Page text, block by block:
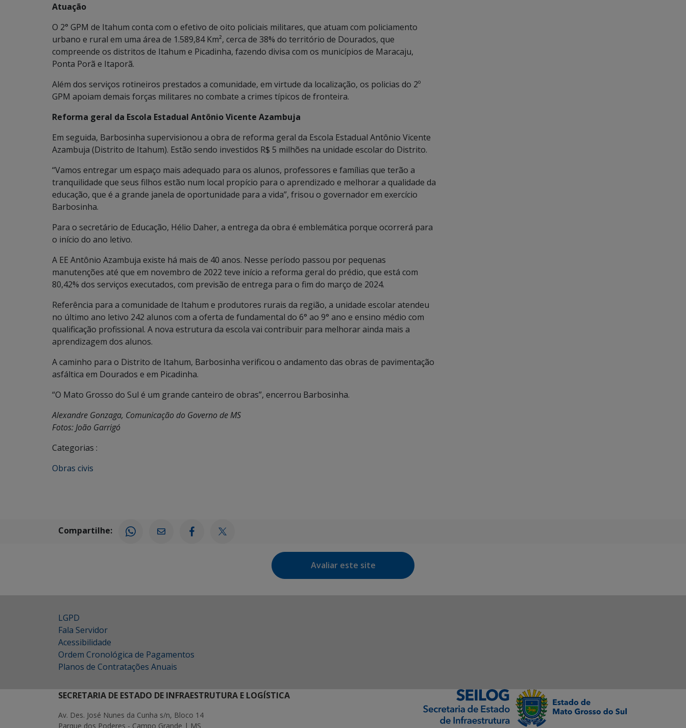
Atuação
O 2° GPM de Itahum conta com o efetivo de oito policiais militares, que atuam com policiamento
urbano e rural em uma área de 1.589,84 Km², cerca de 38% do território de Dourados, que
compreende os distritos de Itahum e Picadinha, fazendo divisa com os municípios de Maracaju,
Ponta Porã e Itaporã.
Além dos serviços rotineiros prestados a comunidade, em virtude da localização, os policias do 2º
GPM apoiam demais forças militares no combate a crimes típicos de fronteira.
Reforma geral da Escola Estadual Antônio Vicente Azambuja
Em seguida, Barbosinha supervisionou a obra de reforma geral da Escola Estadual Antônio Vicente
Azambuja (Distrito de Itahum). Estão sendo investidos R$ 5 milhões na unidade escolar do Distrito.
“Vamos entregar um espaço mais adequado para os alunos, professores e famílias que terão a
tranquilidade que seus filhos estão num local propício para o aprendizado e melhorar a qualidade da
educação, que é a grande janela de oportunidade para a vida”, frisou o governador em exercício
Barbosinha.
Para o secretário de Educação, Hélio Daher, a entrega da obra é emblemática porque ocorrerá para
o início do ano letivo.
A EE Antônio Azambuja existe há mais de 40 anos. Nesse período passou por pequenas
manutenções até que em novembro de 2022 teve início a reforma geral do prédio, que está com
80,42% dos serviços executados, com previsão de entrega para o fim do março de 2024.
Referência para a comunidade de Itahum e produtores rurais da região, a unidade escolar atendeu
no último ano letivo 242 alunos com a oferta de fundamental do 6° ao 9° ano e ensino médio com
qualificação profissional. A nova estrutura da escola vai contribuir para melhorar ainda mais a
aprendizagem dos alunos.
A caminho para o Distrito de Itahum, Barbosinha verificou o andamento das obras de pavimentação
asfáltica em Dourados e em Picadinha.
“O Mato Grosso do Sul é um grande canteiro de obras”, encerrou Barbosinha.
Alexandre Gonzaga, Comunicação do Governo de MS
Fotos: João Garrigó
Categorias :
Obras civis
Compartilhe:
Avaliar este site
LGPD
Fala Servidor
Acessibilidade
Ordem Cronológica de Pagamentos
Planos de Contratações Anuais
SECRETARIA DE ESTADO DE INFRAESTRUTURA E LOGÍSTICA
Av. Des. José Nunes da Cunha s/n, Bloco 14
Parque dos Poderes - Campo Grande | MS